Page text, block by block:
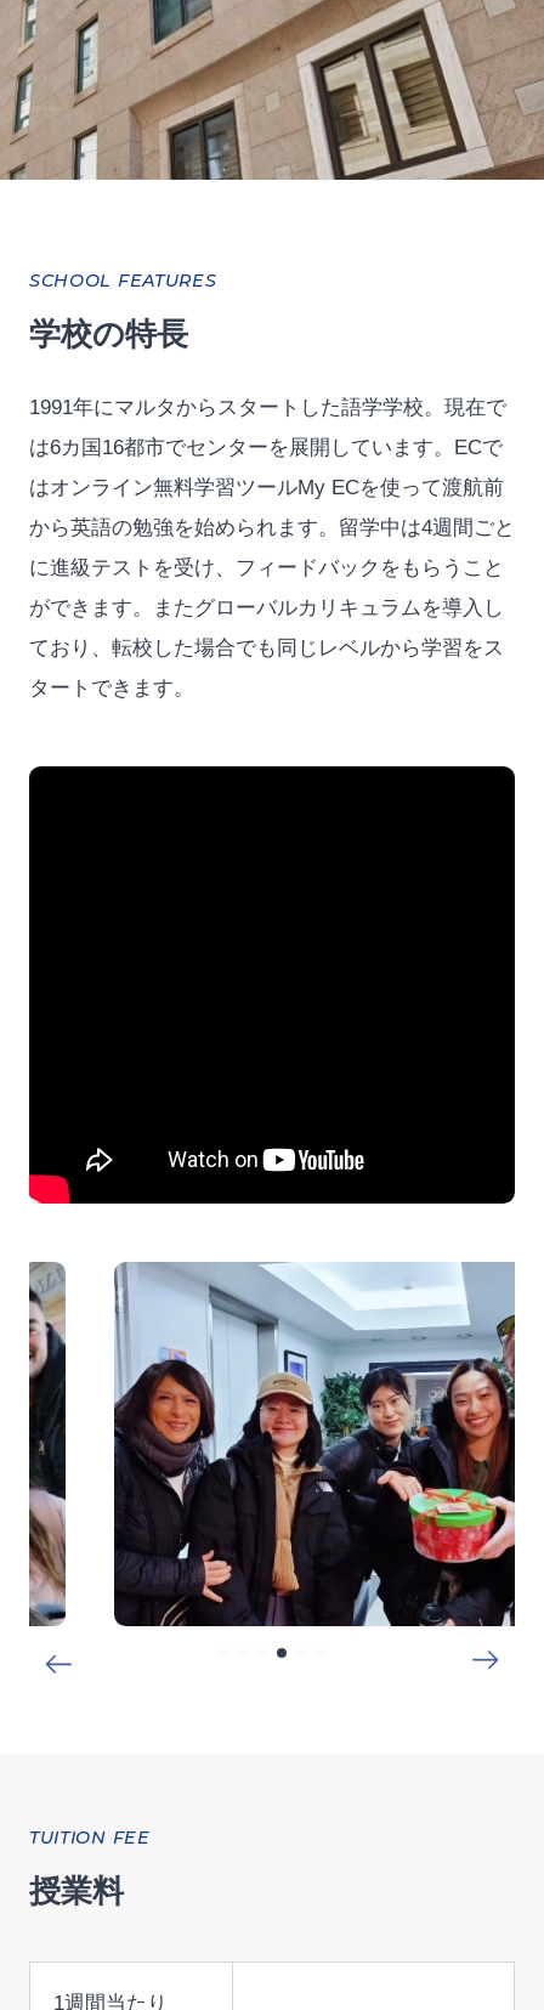
SCHOOL FEATURES
学校の特長
1991年にマルタからスタートした語学学校。現在で
は6カ国16都市でセンターを展開しています。ECで
はオンライン無料学習ツールMy ECを使って渡航前
から英語の勉強を始められます。留学中は4週間ごと
に進級テストを受け、フィードバックをもらうこと
ができます。またグローバルカリキュラムを導入し
ており、転校した場合でも同じレベルから学習をス
タートできます。
TUITION FEE
授業料
1週間当たり